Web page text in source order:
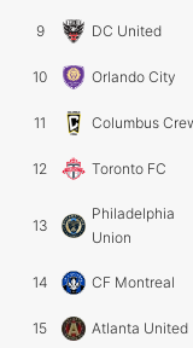
9 DC United
10 Orlando City
11 Columbus
12 Toronto FC
13
Philadelphia
Union
14 CF Montreal
15 Atlanta United